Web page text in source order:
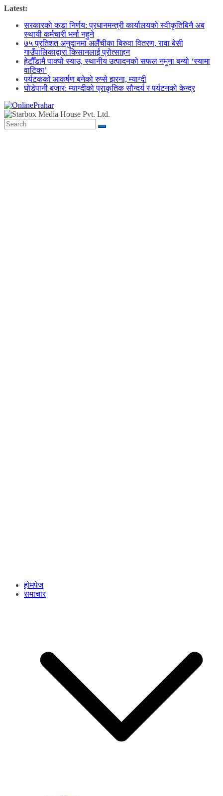
Skip
content
Latest:
सरकारको कडा निर्णय: प्रधानमन्त्री कार्यालयको स्वीकृतिबिनै अब
स्थायी कर्मचारी भर्ना नहुने
७५ प्रतिशत अनुदानमा अलैँचीका बिरुवा वितरण, रावा बेसी
गाउँपालिकाद्वारा किसानलाई प्रोत्साहन
हेटौँडामै पाक्यो स्याउ, स्थानीय उत्पादनको सफल नमुना बन्यो ‘स्यामा
वाटिका’
पर्यटकको आकर्षण बनेको रुप्से झरना, म्याग्दी
घोडेपानी बजार: म्याग्दीको प्राकृतिक सौन्दर्य र पर्यटनको केन्द्र
होमपेज
समाचार